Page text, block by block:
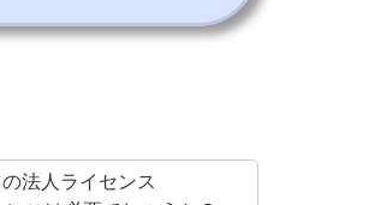
法人ライセンス